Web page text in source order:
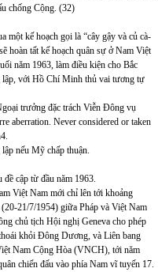
chống Cộng. (32)
một kế hoạch gọi là “cây gậy và củ cà-
hoàn tất kế hoạch quân sự ở Nam Việt
năm 1963, làm điều kiện cho Bắc
lập, với Hồ Chí Minh thủ vai tương tự
trưởng đặc trách Viễn Đông vụ
aberration. Never considered or taken
nếu Mỹ chấp thuận.
cập từ đầu năm 1963.
Việt Nam mới chỉ lên tới khoảng
21/7/1954) giữa Pháp và Việt Nam
chủ tịch Hội nghị Geneva cho phép
khỏi Đông Dương, và Liên bang
Nam Cộng Hòa (VNCH), tới năm
chiến đấu vào phía Nam vĩ tuyến 17.